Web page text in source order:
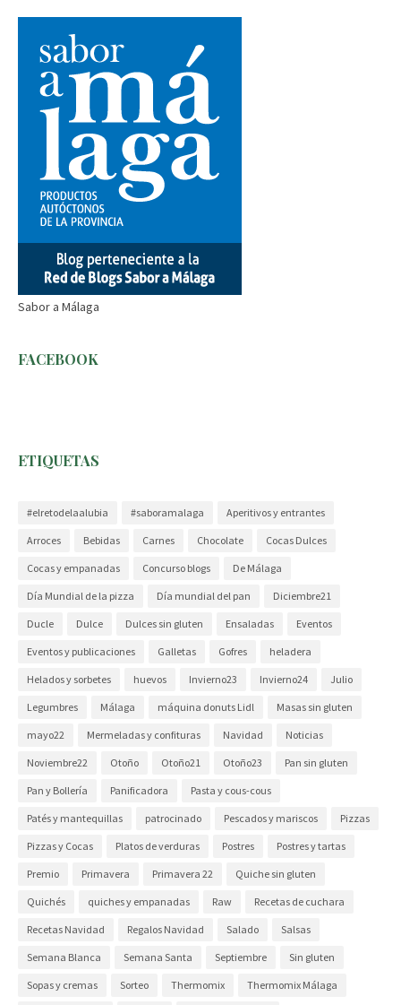
Sabor a Málaga
FACEBOOK
ETIQUETAS
#elretodelaalubia #saboramalaga Aperitivos y entrantes
Arroces Bebidas Carnes Chocolate Cocas Dulces
Cocas y empanadas Concurso blogs De Málaga
Día Mundial de la pizza Día mundial del pan Diciembre21
Ducle Dulce Dulces sin gluten Ensaladas Eventos
Eventos y publicaciones Galletas Gofres heladera
Helados y sorbetes huevos Invierno23 Invierno24 Julio
Legumbres Málaga máquina donuts Lidl Masas sin gluten
mayo22 Mermeladas y confituras Navidad Noticias
Noviembre22 Otoño Otoño21 Otoño23 Pan sin gluten
Pan y Bollería Panificadora Pasta y cous-cous
Patés y mantequillas patrocinado Pescados y mariscos Pizzas
Pizzas y Cocas Platos de verduras Postres Postres y tartas
Premio Primavera Primavera 22 Quiche sin gluten
Quichés quiches y empanadas Raw Recetas de cuchara
Recetas Navidad Regalos Navidad Salado Salsas
Semana Blanca Semana Santa Septiembre Sin gluten
Sopas y cremas Sorteo Thermomix Thermomix Málaga